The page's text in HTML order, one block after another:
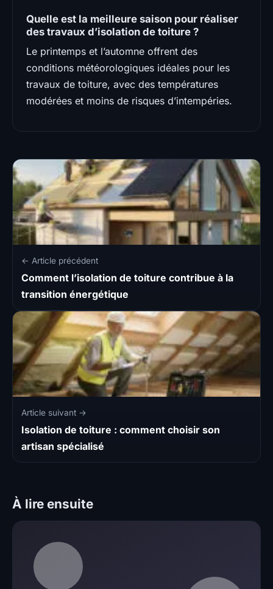
Quelle est la meilleure saison pour réaliser
des travaux d’isolation de toiture ?
Le printemps et l’automne offrent des
conditions météorologiques idéales pour les
travaux de toiture, avec des températures
modérées et moins de risques d’intempéries.
← Article précédent
Comment l’isolation de toiture contribue à la
transition énergétique
Article suivant →
Isolation de toiture : comment choisir son
artisan spécialisé
À lire ensuite